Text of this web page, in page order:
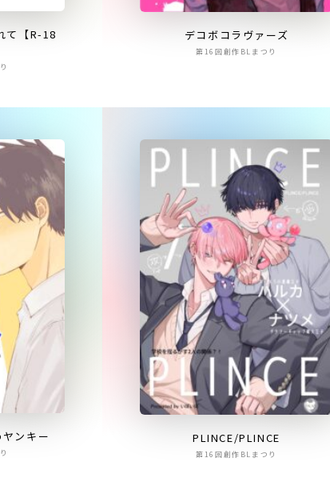
て【R-18
デコボコラヴァーズ
第16回創作BLまつり
ンキー PLINCE/PLINCE
第16回創作BLまつり